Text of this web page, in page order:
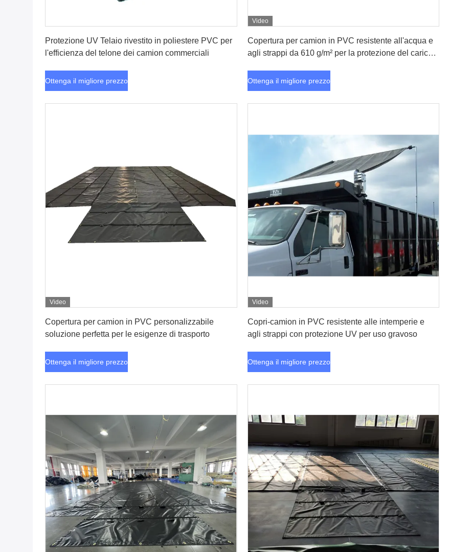
Protezione UV Telaio rivestito in poliestere PVC per
l'efficienza del telone dei camion commerciali
Ottenga il migliore prezzo
Video
Copertura per camion in PVC resistente all'acqua e
agli strappi da 610 g/m² per la protezione del carico
Ottenga il migliore prezzo
Video
Copertura per camion in PVC personalizzabile
soluzione perfetta per le esigenze di trasporto
Ottenga il migliore prezzo
Video
Copri-camion in PVC resistente alle intemperie e
agli strappi con protezione UV per uso gravoso
Ottenga il migliore prezzo